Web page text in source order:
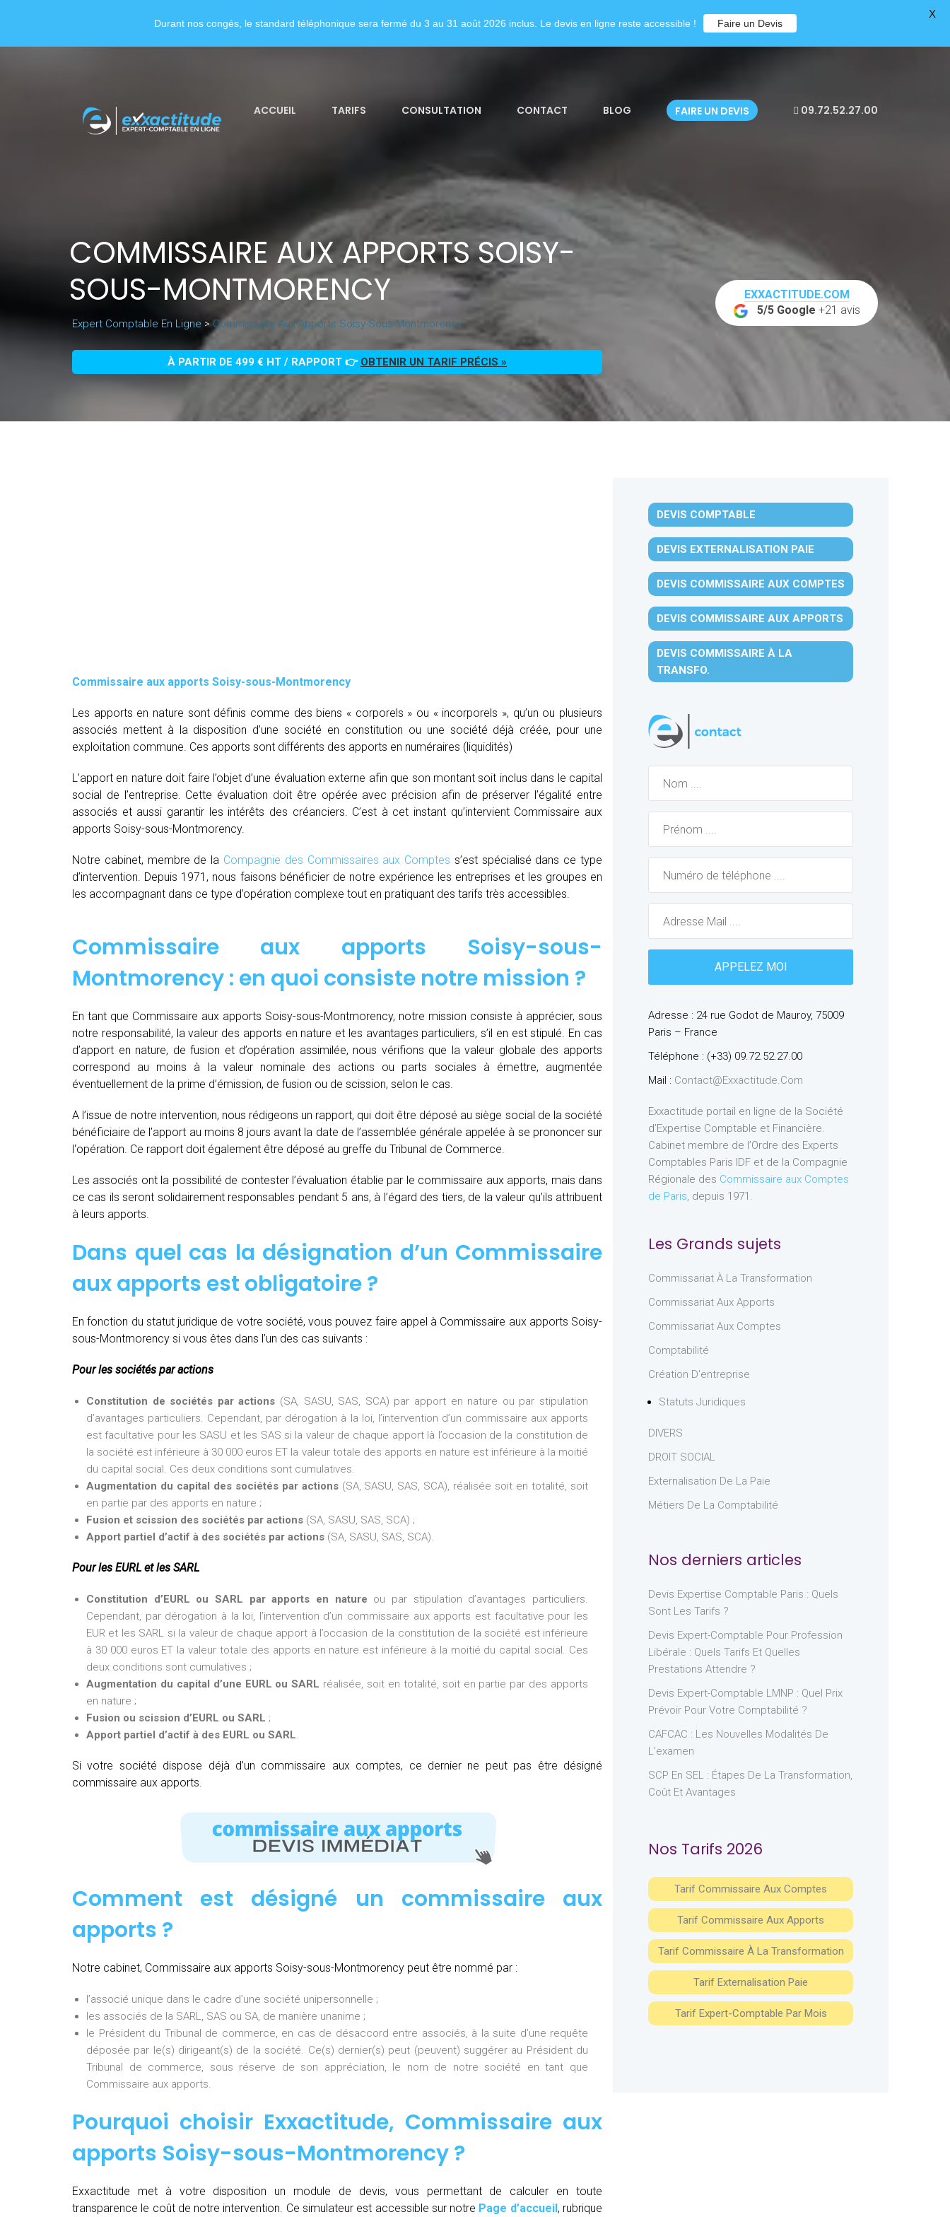
ACCUEIL TARIFS CONSULTATION CONTACT BLOG FAIRE UN DEVIS 09.72.52.27.00
COMMISSAIRE AUX APPORTS SOISY-
SOUS-MONTMORENCY
Expert Comptable En Ligne > Commissaire Aux Apports Soisy-Sous-Montmorency
À PARTIR DE 499 € HT / RAPPORT 👉 OBTENIR UN TARIF PRÉCIS »
EXXACTITUDE.COM
5/5 Google +21 avis
Commissaire aux apports Soisy-sous-Montmorency
Les apports en nature sont définis comme des biens « corporels » ou « incorporels », qu’un ou plusieurs
associés mettent à la disposition d’une société en constitution ou une société déjà créée, pour une
exploitation commune. Ces apports sont différents des apports en numéraires (liquidités)
L’apport en nature doit faire l’objet d’une évaluation externe afin que son montant soit inclus dans le capital
social de l’entreprise. Cette évaluation doit être opérée avec précision afin de préserver l’égalité entre
associés et aussi garantir les intérêts des créanciers. C’est à cet instant qu’intervient Commissaire aux
apports Soisy-sous-Montmorency.
Notre cabinet, membre de la Compagnie des Commissaires aux Comptes s’est spécialisé dans ce type
d’intervention. Depuis 1971, nous faisons bénéficier de notre expérience les entreprises et les groupes en
les accompagnant dans ce type d’opération complexe tout en pratiquant des tarifs très accessibles.
Commissaire aux apports Soisy-sous-
Montmorency : en quoi consiste notre mission ?
En tant que Commissaire aux apports Soisy-sous-Montmorency, notre mission consiste à apprécier, sous
notre responsabilité, la valeur des apports en nature et les avantages particuliers, s’il en est stipulé. En cas
d’apport en nature, de fusion et d’opération assimilée, nous vérifions que la valeur globale des apports
correspond au moins à la valeur nominale des actions ou parts sociales à émettre, augmentée
éventuellement de la prime d’émission, de fusion ou de scission, selon le cas.
A l’issue de notre intervention, nous rédigeons un rapport, qui doit être déposé au siège social de la société
bénéficiaire de l’apport au moins 8 jours avant la date de l’assemblée générale appelée à se prononcer sur
l‘opération. Ce rapport doit également être déposé au greffe du Tribunal de Commerce.
Les associés ont la possibilité de contester l’évaluation établie par le commissaire aux apports, mais dans
ce cas ils seront solidairement responsables pendant 5 ans, à l’égard des tiers, de la valeur qu’ils attribuent
à leurs apports.
Dans quel cas la désignation d’un Commissaire
aux apports est obligatoire ?
En fonction du statut juridique de votre société, vous pouvez faire appel à Commissaire aux apports Soisy-
sous-Montmorency si vous êtes dans l’un des cas suivants :
Pour les sociétés par actions
Constitution de sociétés par actions (SA, SASU, SAS, SCA) par apport en nature ou par stipulation
d’avantages particuliers. Cependant, par dérogation à la loi, l’intervention d’un commissaire aux apports
est facultative pour les SASU et les SAS si la valeur de chaque apport là l’occasion de la constitution de
la société est inférieure à 30 000 euros ET la valeur totale des apports en nature est inférieure à la moitié
du capital social. Ces deux conditions sont cumulatives.
Augmentation du capital des sociétés par actions(SA, SASU, SAS, SCA), réalisée soit en totalité, soit
en partie par des apports en nature ;
Fusion et scission des sociétés par actions (SA, SASU, SAS, SCA) ;
Apport partiel d’actif à des sociétés par actions (SA, SASU, SAS, SCA).
Pour les EURL et les SARL
Constitution d’EURL ou SARL par apports en nature ou par stipulation d’avantages particuliers.
Cependant, par dérogation à la loi, l’intervention d’un commissaire aux apports est facultative pour les
EUR et les SARL si la valeur de chaque apport à l’occasion de la constitution de la société est inférieure
à 30 000 euros ET la valeur totale des apports en nature est inférieure à la moitié du capital social. Ces
deux conditions sont cumulatives ;
Augmentation du capital d’une EURL ou SARL réalisée, soit en totalité, soit en partie par des apports
en nature ;
Fusion ou scission d’EURL ou SARL ;
Apport partiel d’actif à des EURL ou SARL.
Si votre société dispose déjà d’un commissaire aux comptes, ce dernier ne peut pas être désigné
commissaire aux apports.
Comment est désigné un commissaire aux
apports ?
Notre cabinet, Commissaire aux apports Soisy-sous-Montmorency peut être nommé par :
l’associé unique dans le cadre d’une société unipersonnelle ;
les associés de la SARL, SAS ou SA, de manière unanime ;
le Président du Tribunal de commerce, en cas de désaccord entre associés, à la suite d’une requête
déposée par le(s) dirigeant(s) de la société. Ce(s) dernier(s) peut (peuvent) suggérer au Président du
Tribunal de commerce, sous réserve de son appréciation, le nom de notre société en tant que
Commissaire aux apports.
Pourquoi choisir Exxactitude, Commissaire aux
apports Soisy-sous-Montmorency?
Exxactitude met à votre disposition un module de devis, vous permettant de calculer en toute
transparence le coût de notre intervention. Ce simulateur est accessible sur notre Page d’accueil, rubrique
DEVIS COMPTABLE
DEVIS EXTERNALISATION PAIE
DEVIS COMMISSAIRE AUX COMPTES
DEVIS COMMISSAIRE AUX APPORTS
DEVIS COMMISSAIRE À LA
TRANSFO.
Adresse : 24 rue Godot de Mauroy, 75009
Paris – France
Téléphone : (+33) 09.72.52.27.00
Mail : Contact@exxactitude.com
Exxactitude portail en ligne de la Société
d’Expertise Comptable et Financière.
Cabinet membre de l’Ordre des Experts
Comptables Paris IDF et de la Compagnie
Régionale des Commissaire aux Comptes
de Paris, depuis 1971.
Les Grands sujets
Commissariat À La Transformation
Commissariat Aux Apports
Commissariat Aux Comptes
Comptabilité
Création D'entreprise
Statuts Juridiques
DIVERS
DROIT SOCIAL
Externalisation De La Paie
Métiers De La Comptabilité
Nos derniers articles
Devis Expertise Comptable Paris : Quels
Sont Les Tarifs ?
Devis Expert-Comptable Pour Profession
Libérale : Quels Tarifs Et Quelles
Prestations Attendre ?
Devis Expert-Comptable LMNP : Quel Prix
Prévoir Pour Votre Comptabilité ?
CAFCAC : Les Nouvelles Modalités De
L’examen
SCP En SEL : Étapes De La Transformation,
Coût Et Avantages
Nos Tarifs 2026
Tarif Commissaire Aux Comptes
Tarif Commissaire Aux Apports
Tarif Commissaire À La Transformation
Tarif Externalisation Paie
Tarif Expert-Comptable Par Mois
Durant nos congés, le standard téléphonique sera fermé du 3 au 31 août 2026 inclus. Le devis en ligne reste accessible ! Faire un Devis
X